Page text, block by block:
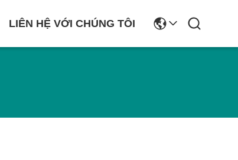
LIÊN HỆ VỚI CHÚNG TÔI